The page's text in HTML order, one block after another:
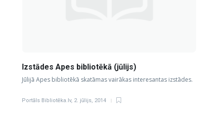
Izstādes Apes bibliotēkā (jūlijs)
Jūlijā Apes bibliotēkā skatāmas vairākas interesantas izstādes.
Portāls Bibliotēka.lv, 2. jūlijs, 2014